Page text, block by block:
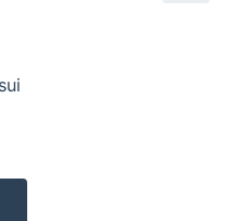
- Cookies Policy